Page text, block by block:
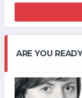
ARE YOU